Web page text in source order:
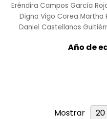
Eréndira Campos García
Digna Vigo Corea Martha
Daniel Castellanos
Año de
Mostrar